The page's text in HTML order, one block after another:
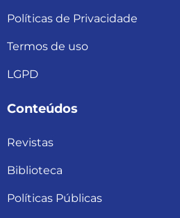
Políticas de Privacidade
Termos de uso
LGPD
Conteúdos
Revistas
Biblioteca
Políticas Públicas